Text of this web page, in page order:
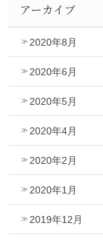
アーカイブ
2020年8月
2020年6月
2020年5月
2020年4月
2020年2月
2020年1月
2019年12月